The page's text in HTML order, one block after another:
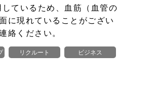
ているため、血筋（血管の
に現れていることがござい
絡ください。
リクルート ビジネス